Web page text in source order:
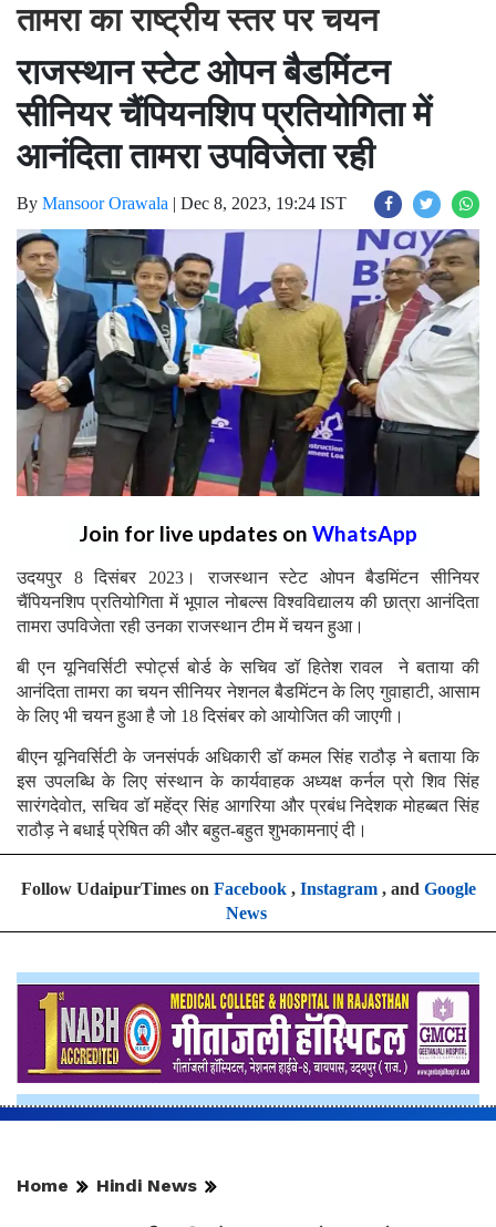
तामरा का राष्ट्रीय स्तर पर चयन
राजस्थान स्टेट ओपन बैडमिंटन
सीनियर चैंपियनशिप प्रतियोगिता में
आनंदिता तामरा उपविजेता रही
By Mansoor Orawala | Dec 8, 2023, 19:24 IST
Join for live updates on WhatsApp
उदयपुर 8 दिसंबर 2023। राजस्थान स्टेट ओपन बैडमिंटन सीनियर
चैंपियनशिप प्रतियोगिता में भूपाल नोबल्स विश्वविद्यालय की छात्रा आनंदिता
तामरा उपविजेता रही उनका राजस्थान टीम में चयन हुआ।
बी एन यूनिवर्सिटी स्पोर्ट्स बोर्ड के सचिव डॉ हितेश रावल ने बताया की
आनंदिता तामरा का चयन सीनियर नेशनल बैडमिंटन के लिए गुवाहाटी, आसाम
के लिए भी चयन हुआ है जो 18 दिसंबर को आयोजित की जाएगी।
बीएन यूनिवर्सिटी के जनसंपर्क अधिकारी डॉ कमल सिंह राठौड़ ने बताया कि
इस उपलब्धि के लिए संस्थान के कार्यवाहक अध्यक्ष कर्नल प्रो शिव सिंह
सारंगदेवोत, सचिव डॉ महेंद्र सिंह आगरिया और प्रबंध निदेशक मोहब्बत सिंह
राठौड़ ने बधाई प्रेषित की और बहुत-बहुत शुभकामनाएं दी।
Follow UdaipurTimes on Facebook, Instagram, and Google
News
Home Hindi News